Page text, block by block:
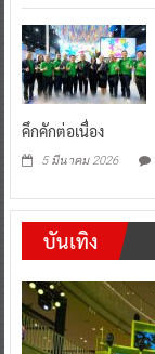
คึกคักต่อเนื่อง
5 มีนาคม 2026
บันเทิง